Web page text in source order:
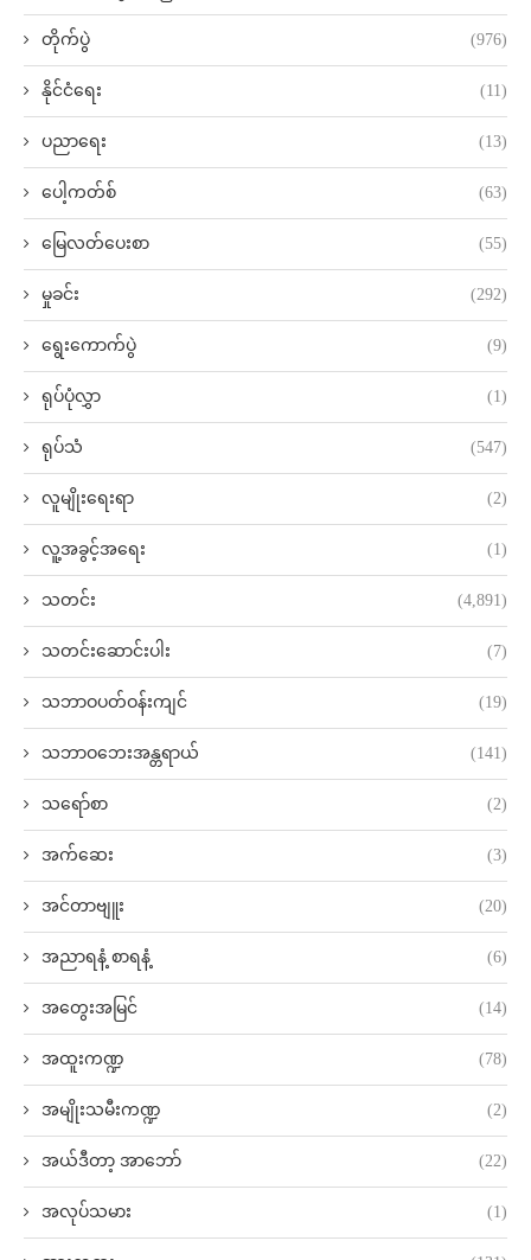
တိုက်ပွဲ (976)
နိုင်ငံရေး (11)
ပညာရေး (13)
ပေါ့ကတ်စ် (63)
မြေလတ်ပေးစာ (55)
မှုခင်း (292)
ရွေးကောက်ပွဲ (9)
ရုပ်ပုံလွှာ (1)
ရုပ်သံ (547)
လူမျိုးရေးရာ (2)
လူ့အခွင့်အရေး (1)
သတင်း (4,891)
သတင်းဆောင်းပါး (7)
သဘာဝပတ်ဝန်းကျင် (19)
သဘာဝဘေးအန္တရာယ် (141)
သရော်စာ (2)
အက်ဆေး (3)
အင်တာဗျူး (20)
အညာရနံ့ စာရနံ့ (6)
အတွေးအမြင် (14)
အထူးကဏ္ဍ (78)
အမျိုးသမီးကဏ္ဍ (2)
အယ်ဒီတာ့ အာဘော် (22)
အလုပ်သမား (1)